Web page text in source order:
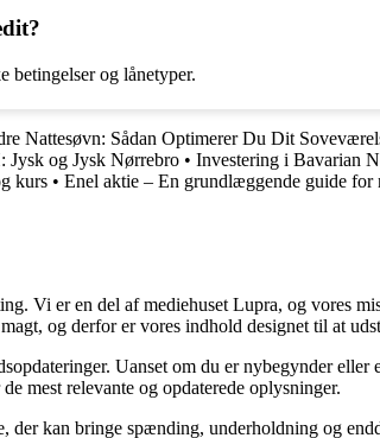
betingelser og lånetyper.
Nattesøvn: Sådan Optimerer Du Dit
Jysk og Jysk Nørrebro • Investering i Bavarian
kurs • Enel aktie – En grundlæggende guide for
Vi er en del af mediehuset Lupra, og vores
og derfor er vores indhold designet til at
Uanset om du er nybegynder
mest relevante og opdaterede oplysninger.
kan bringe spænding, underholdning og